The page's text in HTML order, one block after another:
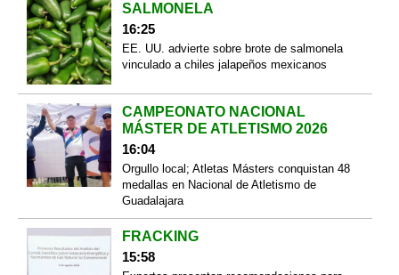
SALMONELA
16:25
EE. UU. advierte sobre brote de salmonela
vinculado a chiles jalapeños mexicanos
CAMPEONATO NACIONAL
MÁSTER DE ATLETISMO 2026
16:04
Orgullo local; Atletas Másters conquistan 48
medallas en Nacional de Atletismo de
Guadalajara
FRACKING
15:58